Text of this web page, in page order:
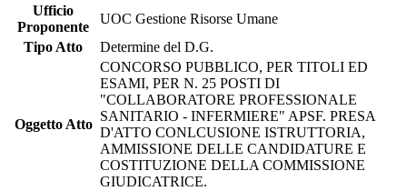
Ufficio
Proponente
UOC Gestione Risorse Umane
Tipo Atto
Determine del D.G.
Oggetto Atto
CONCORSO PUBBLICO, PER TITOLI ED
ESAMI, PER N. 25 POSTI DI
"COLLABORATORE PROFESSIONALE
SANITARIO - INFERMIERE" APSF. PRESA
D'ATTO CONLCUSIONE ISTRUTTORIA,
AMMISSIONE DELLE CANDIDATURE E
COSTITUZIONE DELLA COMMISSIONE
GIUDICATRICE.